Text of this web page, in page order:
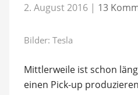
2. August 2016 | 13
Bilder: Tesla
Mittlerweile ist schon
einen Pick-up